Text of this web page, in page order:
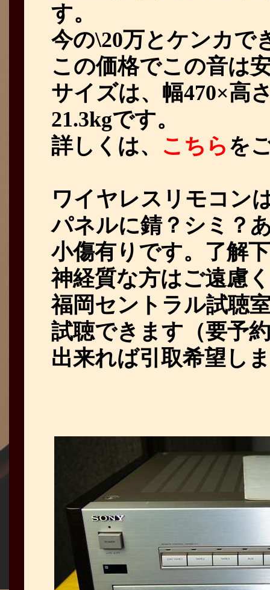
す。
今の\20万とケンカで
この価格でこの音は
サイズは、幅470×高
21.3kgです。
詳しくは、 こちら を
ワイヤレスリモコン
パネルに錆？シミ？
小傷有りです。了解
神経質な方はご遠慮
福岡セントラル試聴
試聴できます（要予
出来れば引取希望し